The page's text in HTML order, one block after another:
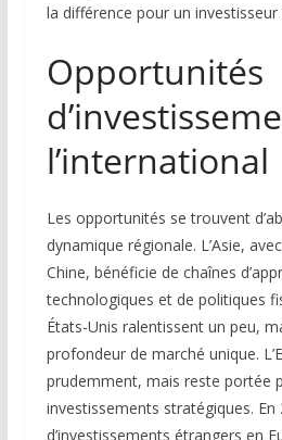
la différence pour un investisseur
Opportunités
l’international
Les opportunités se trouvent
dynamique régionale. L’Asie,
Chine, bénéficie de chaînes
technologiques et de politiques
États-Unis ralentissent un peu,
profondeur de marché unique.
prudemment, mais reste portée
investissements stratégiques.
d’investissements étrangers en